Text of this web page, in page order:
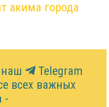
акима города
наш
Telegram
всех важных
-